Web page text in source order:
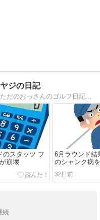
ジの日記
金は持っていないが、ゴルフ好きのただのおっさんのゴルフ日記です。
のスタッツ フ
崩壊
6月ラウンド結
のシャンク病
32日前
続